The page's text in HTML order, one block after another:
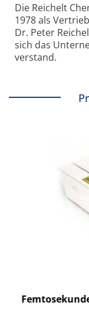
Die Reichelt
1978 als
Dr. Peter
sich das
verstand.